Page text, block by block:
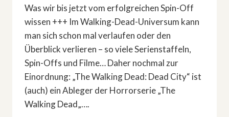
Was wir bis jetzt vom erfolgreichen Spin-Off
wissen +++ Im Walking-Dead-Universum kann
man sich schon mal verlaufen oder den
Überblick verlieren – so viele Serienstaffeln,
Spin-Offs und Filme… Daher nochmal zur
Einordnung: „The Walking Dead: Dead City“ ist
(auch) ein Ableger der Horrorserie „The
Walking Dead„….